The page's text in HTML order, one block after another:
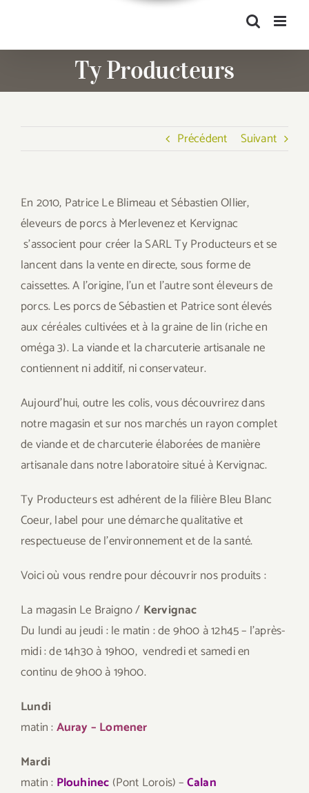
Ty Producteurs
Précédent Suivant
En 2010, Patrice Le Blimeau et Sébastien Ollier,
éleveurs de porcs à Merlevenez et Kervignac
s’associent pour créer la SARL Ty Producteurs et se
lancent dans la vente en directe, sous forme de
caissettes. A l’origine, l’un et l’autre sont éleveurs de
porcs. Les porcs de Sébastien et Patrice sont élevés
aux céréales cultivées et à la graine de lin (riche en
oméga 3). La viande et la charcuterie artisanale ne
contiennent ni additif, ni conservateur.
Aujourd’hui, outre les colis, vous découvrirez dans
notre magasin et sur nos marchés un rayon complet
de viande et de charcuterie élaborées de manière
artisanale dans notre laboratoire situé à Kervignac.
Ty Producteurs est adhérent de la filière Bleu Blanc
Coeur, label pour une démarche qualitative et
respectueuse de l’environnement et de la santé.
Voici où vous rendre pour découvrir nos produits :
La magasin Le Braigno / Kervignac
Du lundi au jeudi : le matin : de 9h00 à 12h45 – l’après-
midi : de 14h30 à 19h00, vendredi et samedi en
continu de 9h00 à 19h00.
Lundi
matin :Auray – Lomener
Mardi
matin : Plouhinec (Pont Lorois) –Calan